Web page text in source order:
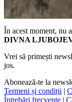
În acest moment, nu
DIVNA
Vrei să primești
jos.
Abonează-te la
Termeni și condiții |
Întrebări frecvente |